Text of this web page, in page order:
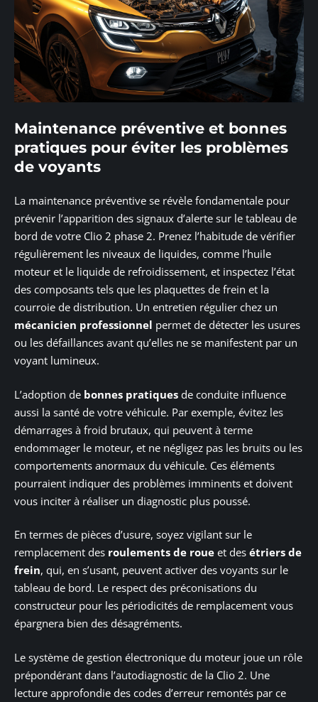
Maintenance préventive et bonnes
pratiques pour éviter les problèmes
de voyants
La maintenance préventive se révèle fondamentale pour
prévenir l’apparition des signaux d’alerte sur le tableau de
bord de votre Clio 2 phase 2. Prenez l’habitude de vérifier
régulièrement les niveaux de liquides, comme l’huile
moteur et le liquide de refroidissement, et inspectez l’état
des composants tels que les plaquettes de frein et la
courroie de distribution. Un entretien régulier chez un
mécanicien professionnel permet de détecter les usures
ou les défaillances avant qu’elles ne se manifestent par un
voyant lumineux.
L’adoption de bonnes pratiques de conduite influence
aussi la santé de votre véhicule. Par exemple, évitez les
démarrages à froid brutaux, qui peuvent à terme
endommager le moteur, et ne négligez pas les bruits ou les
comportements anormaux du véhicule. Ces éléments
pourraient indiquer des problèmes imminents et doivent
vous inciter à réaliser un diagnostic plus poussé.
En termes de pièces d’usure, soyez vigilant sur le
remplacement des roulements de roue et des étriers de
frein, qui, en s’usant, peuvent activer des voyants sur le
tableau de bord. Le respect des préconisations du
constructeur pour les périodicités de remplacement vous
épargnera bien des désagréments.
Le système de gestion électronique du moteur joue un rôle
prépondérant dans l’autodiagnostic de la Clio 2. Une
lecture approfondie des codes d’erreur remontés par ce